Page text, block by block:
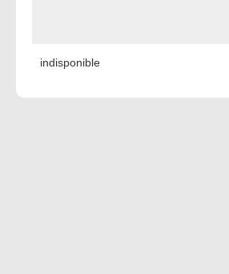
indisponible